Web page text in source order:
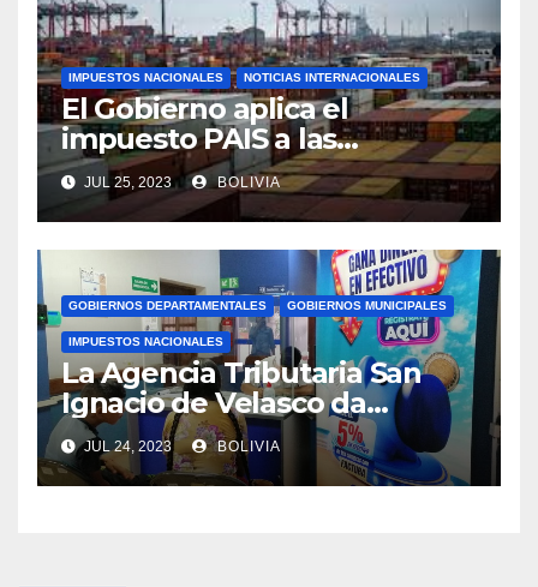
IMPUESTOS NACIONALES NOTICIAS INTERNACIONALES
El Gobierno aplica el
impuesto PAIS a las
importaciones de algunos
bienes y servicios
JUL 25, 2023 BOLIVIA
GOBIERNOS DEPARTAMENTALES GOBIERNOS MUNICIPALES
IMPUESTOS NACIONALES
La Agencia Tributaria San
Ignacio de Velasco da
asistencia tributaria a
municipios aledaño
JUL 24, 2023 BOLIVIA